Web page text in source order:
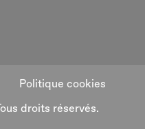
Politique cookies
droits réservés.